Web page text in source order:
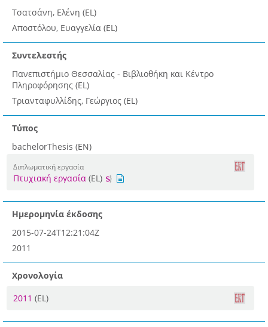
Τσατσάνη, Ελένη (EL)
Αποστόλου, Ευαγγελία (EL)
Συντελεστής
Πανεπιστήμιο Θεσσαλίας - Βιβλιοθήκη και Κέντρο
Πληροφόρησης (EL)
Τριανταφυλλίδης, Γεώργιος (EL)
Τύπος
bachelorThesis (EN)
Διπλωματική εργασία
Πτυχιακή εργασία (EL)
Ημερομηνία έκδοσης
2015-07-24T12:21:04Z
2011
Χρονολογία
2011 (EL)